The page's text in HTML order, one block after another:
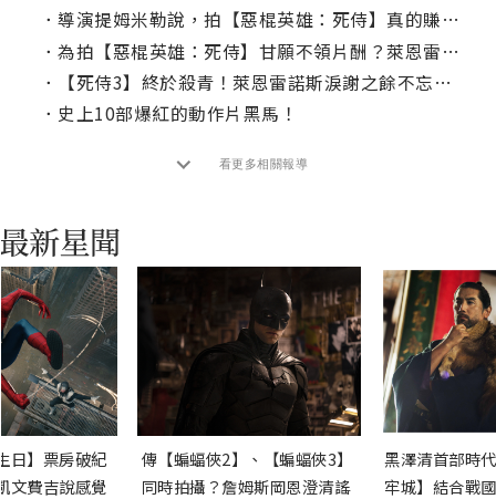
． 導演提姆米勒說，拍【惡棍英雄：死侍】真的賺得不多！
． 為拍【惡棍英雄：死侍】甘願不領片酬？萊恩雷諾斯曝草創心情
．
【死侍3】終於殺青！萊恩雷諾斯淚謝之餘不忘搞笑
． 史上10部爆紅的動作片黑馬！
看更多相關報導
日】票房破紀
文費吉說感覺
傳【蝙蝠俠2】、【蝙蝠俠3】
同時拍攝？詹姆斯岡恩澄清謠
黑澤清首部時
牢城】結合戰